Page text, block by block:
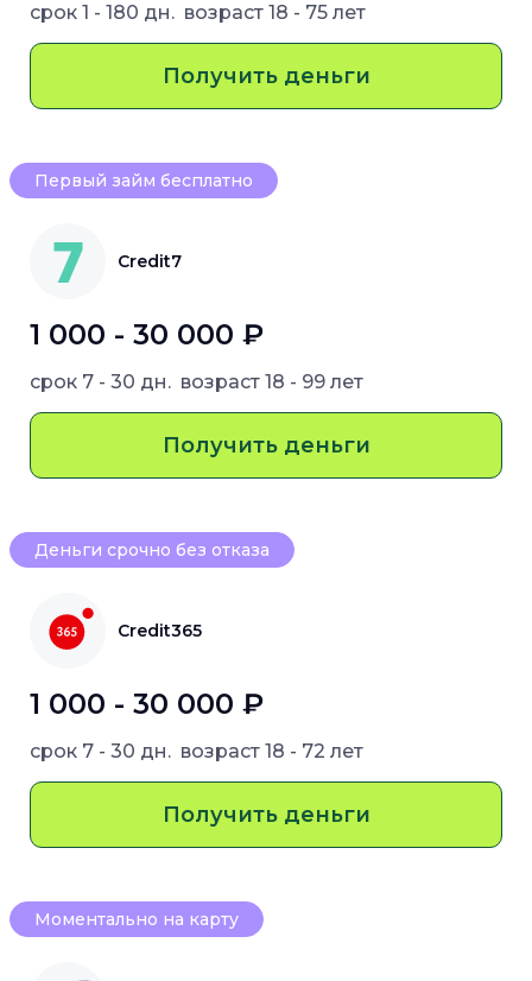
срок 1 - 180 дн. возраст 18 - 75 лет
Получить деньги
Первый займ бесплатно
Credit7
1 000 - 30 000 ₽
срок 7 - 30 дн. возраст 18 - 99 лет
Получить деньги
Деньги срочно без отказа
Credit365
1 000 - 30 000 ₽
срок 7 - 30 дн. возраст 18 - 72 лет
Получить деньги
Моментально на карту